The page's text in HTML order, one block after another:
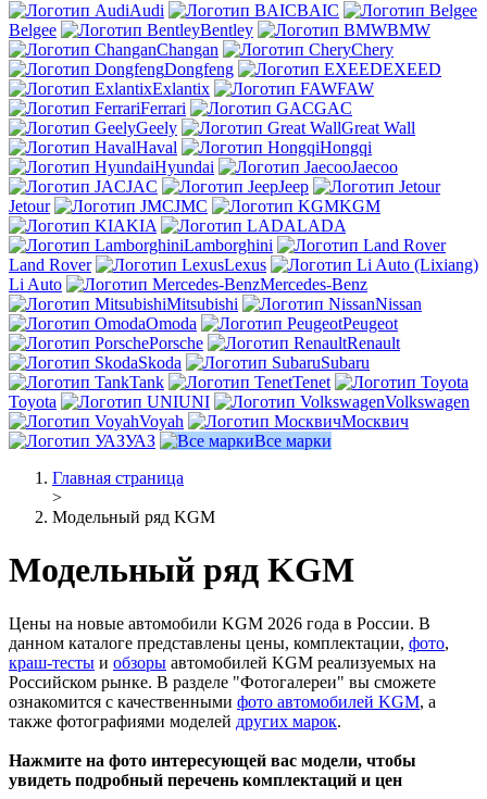
Audi
BAIC
Belgee
Bentley
BMW
Changan
Chery
Dongfeng
EXEED
Exlantix
FAW
Ferrari
GAC
Geely
Great Wall
Haval
Hongqi
Hyundai
Jaecoo
JAC
Jeep
Jetour
JMC
KGM
KIA
LADA
Lamborghini
Land Rover
Lexus
Li Auto
Mercedes-Benz
Mitsubishi
Nissan
Omoda
Peugeot
Porsche
Renault
Skoda
Subaru
Tank
Tenet
Toyota
UNI
Volkswagen
Voyah
Москвич
УАЗ
Все марки
Главная страница
>
Модельный ряд KGM
Модельный ряд KGM
Цены на новые автомобили KGM 2026 года в России. В
данном каталоге представлены цены, комплектации, фото,
краш-тесты и обзоры автомобилей KGM реализуемых на
Российском рынке. В разделе "Фотогалереи" вы сможете
ознакомится с качественными фото автомобилей KGM, а
также фотографиями моделей других марок.
Нажмите на фото интересующей вас модели, чтобы
увидеть подробный перечень комплектаций и цен